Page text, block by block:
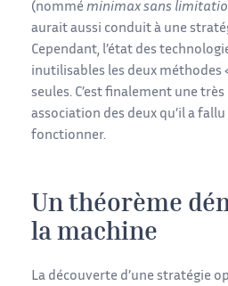
(nommé minimax sans
aurait aussi conduit à une
Cependant, l’état des
inutilisables les deux méthodes
seules. C’est finalement une
association des deux qu’il a
fonctionner.
Un théorème
la machine
La découverte d’une stratégie